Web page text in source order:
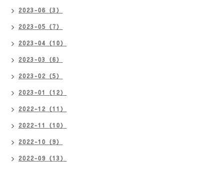
2023-06（3）
2023-05（7）
2023-04（10）
2023-03（6）
2023-02（5）
2023-01（12）
2022-12（11）
2022-11（10）
2022-10（9）
2022-09（13）